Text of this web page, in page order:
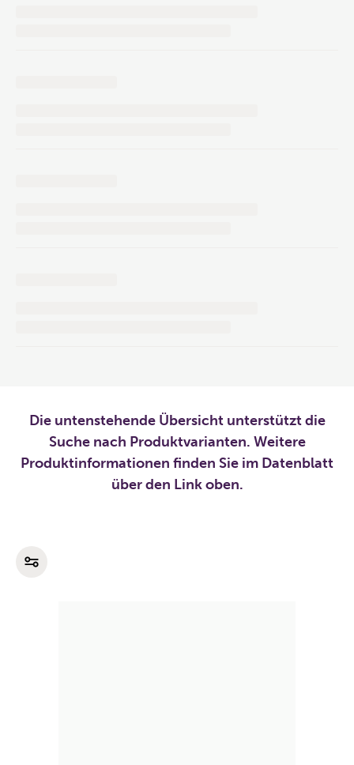
Die untenstehende Übersicht unterstützt die
Suche nach Produktvarianten. Weitere
Produktinformationen finden Sie im Datenblatt
über den Link oben.